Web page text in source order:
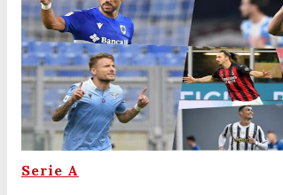
Serie A